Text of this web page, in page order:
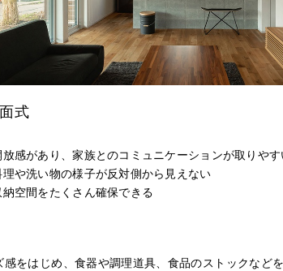
式
放感があり、家族とのコミュニケーションが取りや
理や洗い物の様子が反対側から見えない
納空間をたくさん確保できる
をはじめ、食器や調理道具、食品のストックなど